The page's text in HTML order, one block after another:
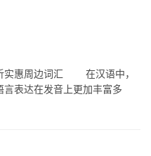
实惠周边词汇 在汉语中，
表达在发音上更加丰富多